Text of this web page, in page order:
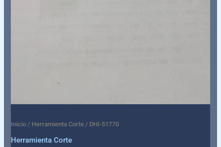
Inicio / Herramienta Corte / DHI-51770
Herramienta Corte